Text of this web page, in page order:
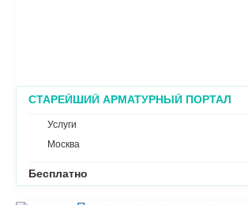
СТАРЕЙШИЙ АРМАТУРНЫЙ ПОРТАЛ
HTTPS://WWW.ARMATURSHIKI.RU
Услуги
Москва
Бесплатно